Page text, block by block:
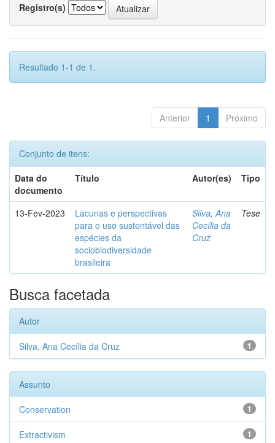
Registro(s)
Resultado 1-1 de 1.
Anterior 1 Próximo
Conjunto de itens:
Data do
documento
Título Autor(es) Tipo
13-Fev-2023
Lacunas e perspectivas
para o uso sustentável das
espécies da
sociobiodiversidade
brasileira
Silva, Ana
Cecília da
Cruz
Tese
Busca facetada
Autor
1
Silva, Ana Cecília da Cruz
Assunto
1
Conservation
1
Extractivism